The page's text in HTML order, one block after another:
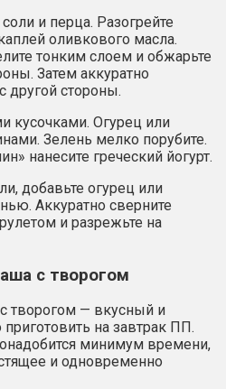
и перца. Разогрейте
оливкового масла.
тонким слоем и обжарьте
Затем аккуратно
другой стороны.
кусочками. Огурец или
Зелень мелко порубите.
нанесите греческий йогурт.
добавьте огурец или
Аккуратно сверните
и разрежьте на
с творогом
творогом — вкусный и
приготовить на завтрак ПП.
минимум времени,
и одновременно